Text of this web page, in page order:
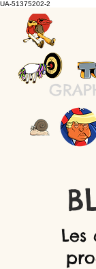
UA-51375202-2
Les